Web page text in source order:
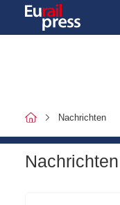
Nachrichten
Nachrichten